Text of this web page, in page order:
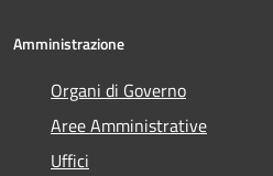
Amministrazione
Organi di Governo
Aree Amministrative
Uffici